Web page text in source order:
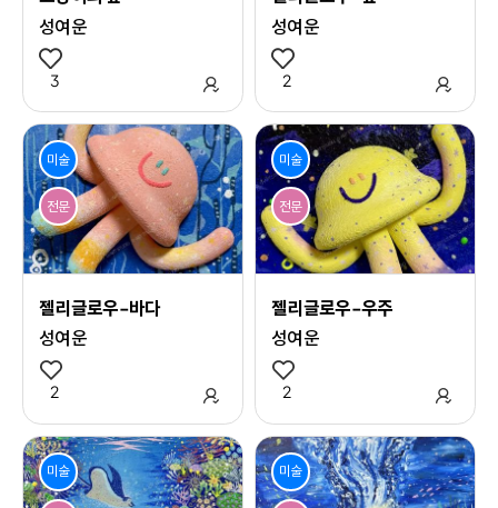
성여운
3 관심 작품 추가
성여운
2
미술
전문
젤리글로우-바다
성여운
2 관심 작품 추가
미술
전문
젤리글로우-우주
성여운
2
미술 미술